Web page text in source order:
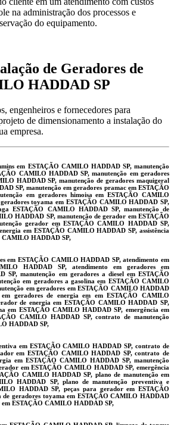
na administração dos processos e
do equipamento.
de Geradores de
HADDAD SP
engenheiros e fornecedores para
de dimensionamento a instalação do
empresa.
em ESTAÇÃO CAMILO HADDAD SP, manutenção
CAMILO HADDAD SP, manutenção em geradores
HADDAD SP, manutenção de geradores maquigeral
SP, manutenção em geradores pramac em ESTAÇÃO
em geradores himoisa em ESTAÇÃO CAMILO
toyama em ESTAÇÃO CAMILO HADDAD SP,
ESTAÇÃO CAMILO HADDAD SP, manutenção de
HADDAD SP, manutenção de gerador em ESTAÇÃO
gerador em ESTAÇÃO CAMILO HADDAD SP,
em ESTAÇÃO CAMILO HADDAD SP, assistência
CAMILO HADDAD SP,
em ESTAÇÃO CAMILO HADDAD SP, atendimento em
HADDAD SP, atendimento em geradores em
SP, manutenção em geradores a diesel em ESTAÇÃO
em geradores a gasolina em ESTAÇÃO CAMILO
em geradores em ESTAÇÃO CAMILO HADDAD
em geradores de energia em em ESTAÇÃO CAMILO
de energia em ESTAÇÃO CAMILO HADDAD SP,
em ESTAÇÃO CAMILO HADDAD SP, emergência em
CAMILO HADDAD SP, contrato de manutenção
HADDAD SP,
em ESTAÇÃO CAMILO HADDAD SP, contrato de
em ESTAÇÃO CAMILO HADDAD SP, contrato de
em ESTAÇÃO CAMILO HADDAD SP, manutenção
em ESTAÇÃO CAMILO HADDAD SP, emergência
CAMILO HADDAD SP, plano de manutenção em
HADDAD SP, plano de manutenção preventiva e
HADDAD SP, peças para gerador em ESTAÇÃO
geradores toyama em ESTAÇÃO CAMILO HADDAD
em ESTAÇÃO CAMILO HADDAD SP,